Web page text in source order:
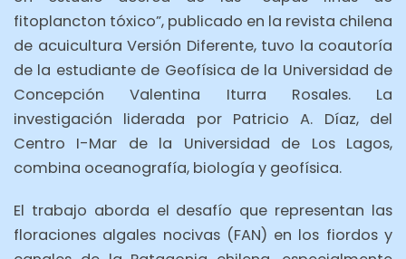
fitoplancton tóxico”, publicado en la revista chilena
de acuicultura Versión Diferente, tuvo la coautoría
de la estudiante de Geofísica de la Universidad de
Concepción Valentina Iturra Rosales. La
investigación liderada por Patricio A. Díaz, del
Centro I-Mar de la Universidad de Los Lagos,
combina oceanografía, biología y geofísica.
El trabajo aborda el desafío que representan las
floraciones algales nocivas (FAN) en los fiordos y